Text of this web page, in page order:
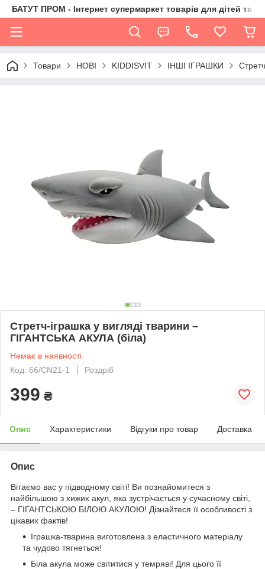
БАТУТ ПРОМ - Інтернет супермаркет товарів для дітей та їх
Товари НОВІ KIDDISVIT ІНШІ ІГРАШКИ
Стретч-іграшка у вигляді тварини –
ГІГАНТСЬКА АКУЛА (біла)
Немає в наявності
Код: 66/CN21-1
Роздріб
399 ₴
Опис Характеристики Відгуки про товар Доставка
Опис
Вітаємо вас у підводному світі! Ви познайомитеся з
найбільшою з хижих акул, яка зустрічається у сучасному світі,
– ГІГАНТСЬКОЮ БІЛОЮ АКУЛОЮ! Дізнайтеся її особливості з
цікавих фактів!
Іграшка-тварина виготовлена з еластичного матеріалу
та чудово тягнеться!
Біла акула може світитися у темряві! Для цього її